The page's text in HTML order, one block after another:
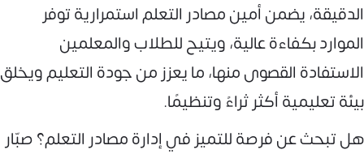
الدقيقة، يضمن أمين مصادر التعلم استمرارية توفر
الموارد بكفاءة عالية، ويتيح للطلاب والمعلمين
الاستفادة القصوى منها، ما يعزز من جودة التعليم ويخلق
بيئة تعليمية أكثر ثراءً وتنظيمًا.
هل تبحث عن فرصة للتميز في إدارة مصادر التعلم؟ صبّار